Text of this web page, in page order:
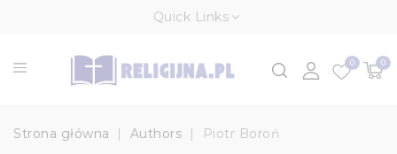
Quick Links
0
0
Strona główna Authors Piotr Boroń